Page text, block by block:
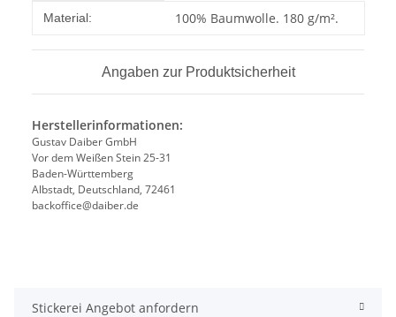
Produkteigenschaft
Wert
Material: 100% Baumwolle. 180 g/m².
Angaben zur Produktsicherheit
Herstellerinformationen:
Gustav Daiber GmbH
Vor dem Weißen Stein 25-31
Baden-Württemberg
Albstadt, Deutschland, 72461
backoffice@daiber.de
Stickerei Angebot anfordern